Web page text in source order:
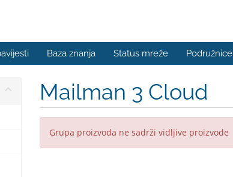
Baza znanja Status mreže Podružnice
Mailman 3 Cloud
Grupa proizvoda ne sadrži vidljive proizvode